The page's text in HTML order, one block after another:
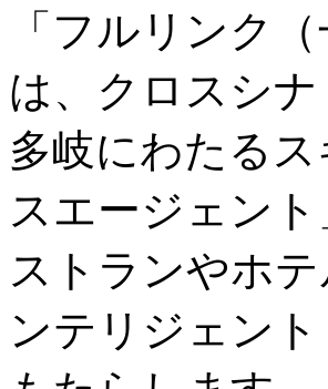
「フルリンク
は、クロスシ
多岐にわたる
スエージェン
ストランやホ
ンテリジェン